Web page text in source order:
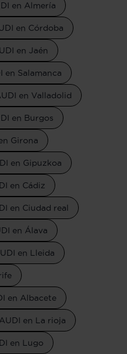
en Almería
en Córdoba
en Jaén
en Salamanca
en Valladolid
en Burgos
Girona
en Gipuzkoa
en Cádiz
en Ciudad real
en Álava
en Lleida
en Albacete
AUDI en La rioja
en Lugo